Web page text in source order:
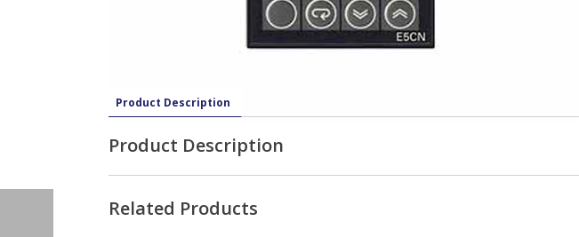
Product Description
Product Description
Related Products